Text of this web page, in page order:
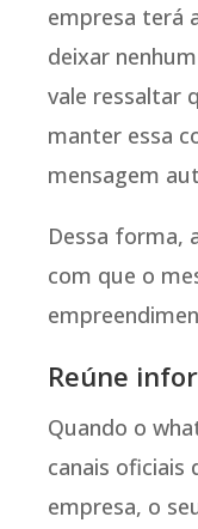
empresa terá
deixar
vale ressaltar
manter essa
mensagem
Dessa forma,
com que o
Reúne
Quando o
canais oficiais
empresa, o